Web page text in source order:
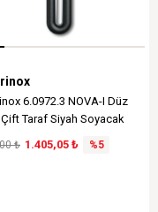
6.0972.3 NOVA-I Düz
Taraf Siyah Soyacak
1.405,05 ₺
₺ %5